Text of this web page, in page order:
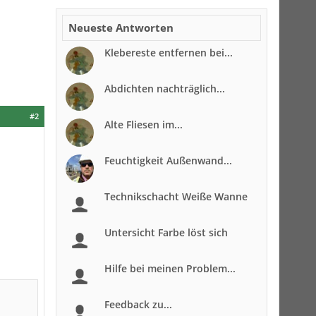
#2
Neueste Antworten
Klebereste entfernen bei...
Abdichten nachträglich...
Alte Fliesen im...
Feuchtigkeit Außenwand...
Technikschacht Weiße Wanne
Untersicht Farbe löst sich
Hilfe bei meinen Problem...
Feedback zu...